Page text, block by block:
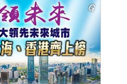
家「十五五」規劃要點